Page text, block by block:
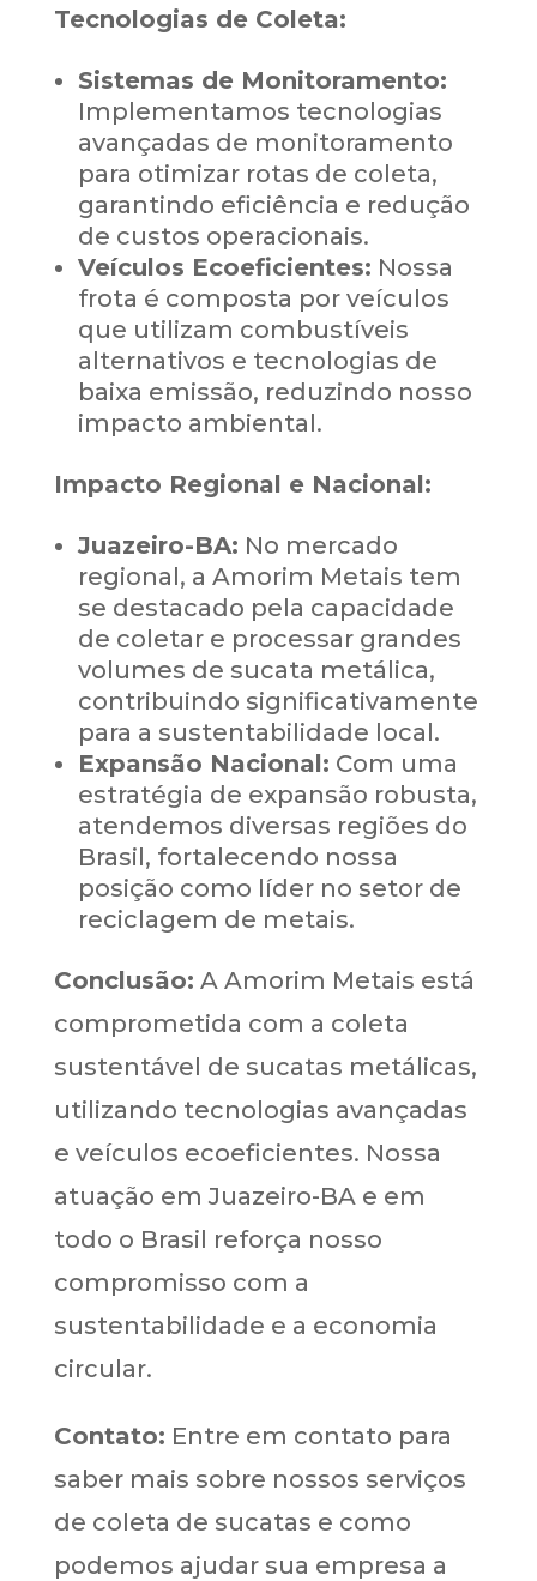
Tecnologias de Coleta:
Sistemas de Monitoramento:
Implementamos tecnologias
avançadas de monitoramento
para otimizar rotas de coleta,
garantindo eficiência e redução
de custos operacionais.
Veículos Ecoeficientes: Nossa
frota é composta por veículos
que utilizam combustíveis
alternativos e tecnologias de
baixa emissão, reduzindo nosso
impacto ambiental.
Impacto Regional e Nacional:
Juazeiro-BA: No mercado
regional, a Amorim Metais tem
se destacado pela capacidade
de coletar e processar grandes
volumes de sucata metálica,
contribuindo significativamente
para a sustentabilidade local.
Expansão Nacional: Com uma
estratégia de expansão robusta,
atendemos diversas regiões do
Brasil, fortalecendo nossa
posição como líder no setor de
reciclagem de metais.
Conclusão: A Amorim Metais está
comprometida com a coleta
sustentável de sucatas metálicas,
utilizando tecnologias avançadas
e veículos ecoeficientes. Nossa
atuação em Juazeiro-BA e em
todo o Brasil reforça nosso
compromisso com a
sustentabilidade e a economia
circular.
Contato: Entre em contato para
saber mais sobre nossos serviços
de coleta de sucatas e como
podemos ajudar sua empresa a